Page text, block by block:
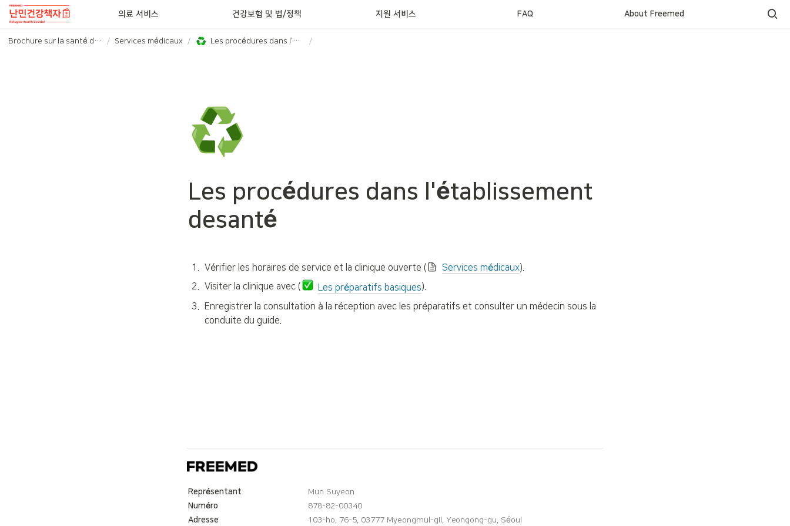
의료 서비스 건강보험 및 법/정책 지원 서비스 FAQ About Freemed
Brochure sur la santé des réfugiés / Services médicaux / Les procédures dans l'établissement desanté /
정신건강 서비스
♻️
Les procédures dans l'établissement
desanté
1 . Vérifier les horaires de service et la clinique ouverte ( Services médicaux).
2. Visiter la clinique avec ( Les préparatifs basiques).
3.
Enregistrer la consultation à la réception avec les préparatifs et consulter un médecin sous la
conduite du guide.
Représentant
Numéro
Adresse
Mun Suyeon
878-82-00340
103-ho, 76-5, 03777 Myeongmul-gil, Yeongong-gu, Séoul